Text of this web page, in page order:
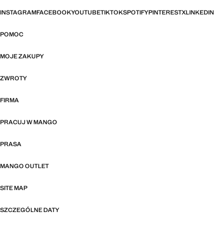
INSTAGRAMFACEBOOKYOUTUBETIKTOKSPOTIFYPINTERESTXLINKEDIN
POMOC
MOJE ZAKUPY
ZWROTY
FIRMA
PRACUJ W MANGO
PRASA
MANGO OUTLET
SITE MAP
SZCZEGÓLNE DATY